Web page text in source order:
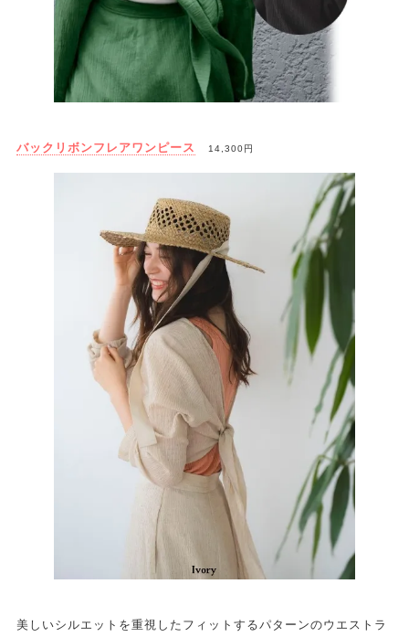
バックリボンフレアワンピース 14,300円
美しいシルエットを重視したフィットするパターンのウエストラ